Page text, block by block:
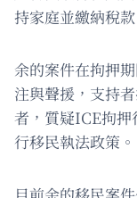
持家庭並繳納稅款
余的案件在拘押
注與聲援，支持
者，質疑ICE拘押
行移民執法政策。